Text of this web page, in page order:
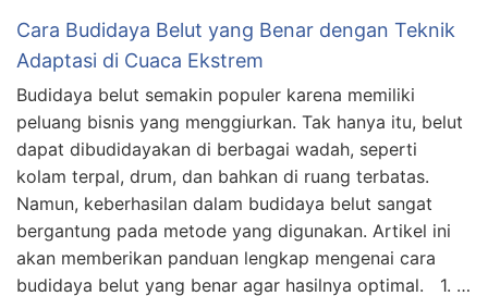
Cara Budidaya Belut yang Benar dengan Teknik
Adaptasi di Cuaca Ekstrem
Budidaya belut semakin populer karena memiliki
peluang bisnis yang menggiurkan. Tak hanya itu, belut
dapat dibudidayakan di berbagai wadah, seperti
kolam terpal, drum, dan bahkan di ruang terbatas.
Namun, keberhasilan dalam budidaya belut sangat
bergantung pada metode yang digunakan. Artikel ini
akan memberikan panduan lengkap mengenai cara
budidaya belut yang benar agar hasilnya optimal. 1. …